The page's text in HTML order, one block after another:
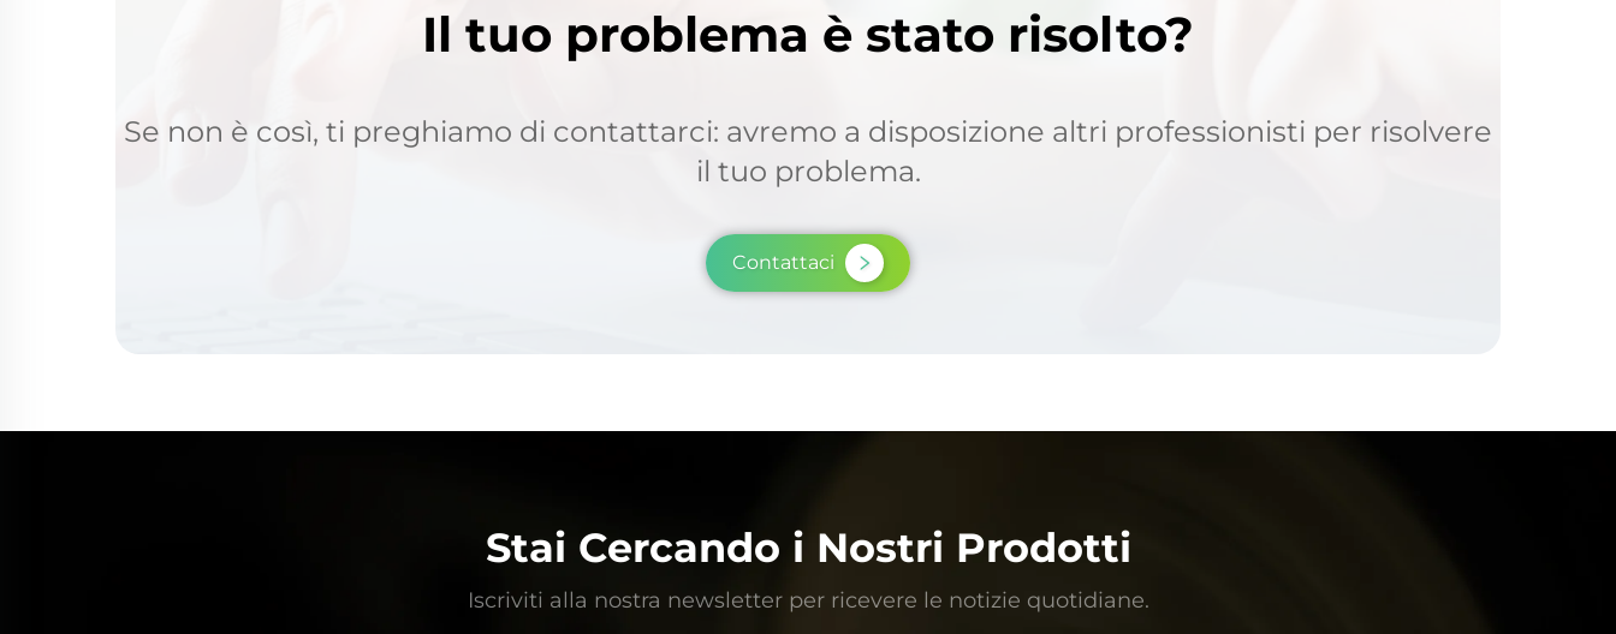
Il tuo problema è stato risolto?
Se non è così, ti preghiamo di contattarci: avremo a disposizione altri professionisti per risolvere
il tuo problema.
Contattaci
Stai Cercando i Nostri Prodotti
Iscriviti alla nostra newsletter per ricevere le notizie quotidiane.